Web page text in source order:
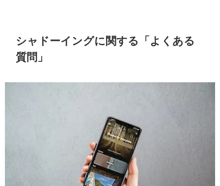
シャドーイングに関する「よくある
質問」